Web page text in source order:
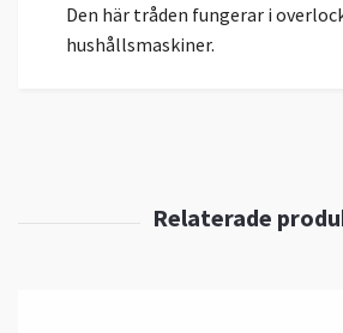
Den här tråden fungerar i
hushållsmaskiner.